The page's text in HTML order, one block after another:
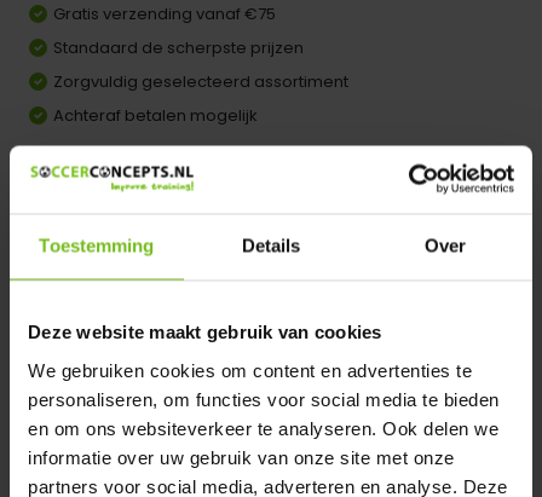
Toestemming Details Over
Deze website maakt gebruik van cookies
We gebruiken cookies om content en advertenties te
personaliseren, om functies voor social media te bieden
en om ons websiteverkeer te analyseren. Ook delen we
informatie over uw gebruik van onze site met onze
partners voor social media, adverteren en analyse. Deze
Gratis verzending vanaf €75
Standaard de scherpste prijzen
Zorgvuldig geselecteerd assortiment
Achteraf betalen mogelijk
Vergelijk
Heeft u een vraag over dit product ?
We helpen u graag met meer informatie
Productomschrijving